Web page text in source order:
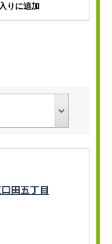
りに追加
田五丁目